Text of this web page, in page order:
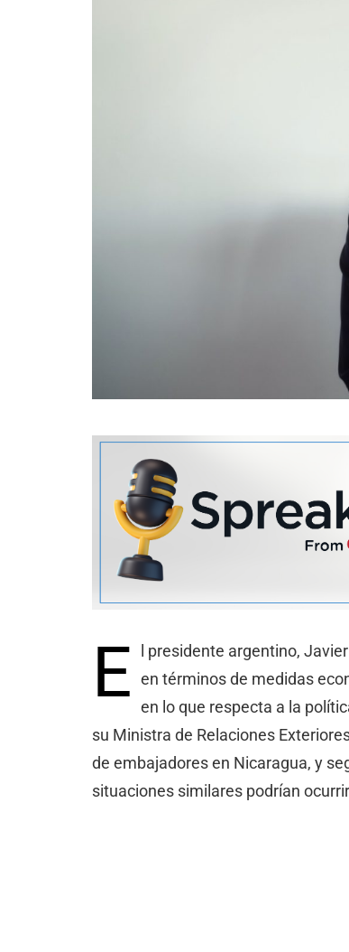
E
l presidente argentino,
en términos de medidas
en lo que respecta a la
su Ministra de Relaciones
de embajadores en Nicaragua, y
situaciones similares podrían